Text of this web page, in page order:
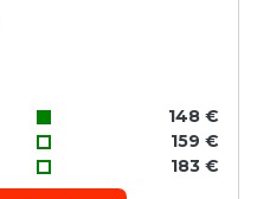
148 €
159 €
183 €